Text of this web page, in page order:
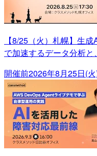
【8/25（火）札幌】生
で加速するデータ分析
開催前2026年8月25日(